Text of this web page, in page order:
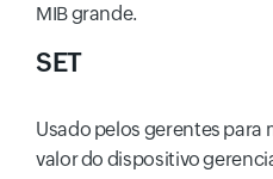
MIB grande.
SET
Usado pelos gerentes
valor do dispositivo